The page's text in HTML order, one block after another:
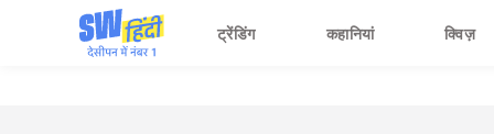
ट्रेंडिंग कहानियां क्विज़